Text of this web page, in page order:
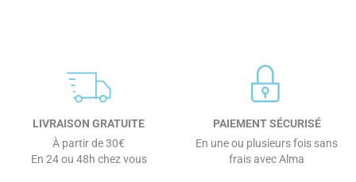
LIVRAISON GRATUITE
À partir de 30€
En 24 ou 48h chez vous
PAIEMENT SÉCURISÉ
En une ou plusieurs fois sans
frais avec Alma